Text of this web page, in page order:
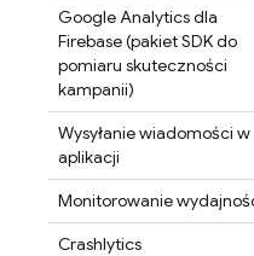
Google Analytics dla
Firebase (pakiet SDK do
pomiaru skuteczności
kampanii)
Wysyłanie wiadomości w
aplikacji
Monitorowanie
Crashlytics